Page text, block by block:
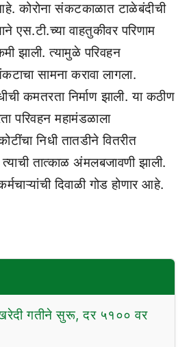
कोरोना संकटकाळात टाळेबंदीची
एस.टी.च्या वाहतुकीवर परिणाम
झाली. त्यामुळे परिवहन
सामना करावा लागला.
कमतरता निर्माण झाली. या कठीण
परिवहन महामंडळाला
निधी तातडीने वितरीत
तात्काळ अंमलबजावणी झाली.
दिवाळी गोड होणार आहे.
गतीने सुरू, दर ५१०० वर